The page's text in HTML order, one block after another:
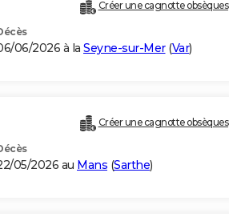
Créer une cagnotte obsèques
06/2026 à la Seyne-sur-Mer(Var)
Créer une cagnotte obsèques
05/2026 au Mans (Sarthe)